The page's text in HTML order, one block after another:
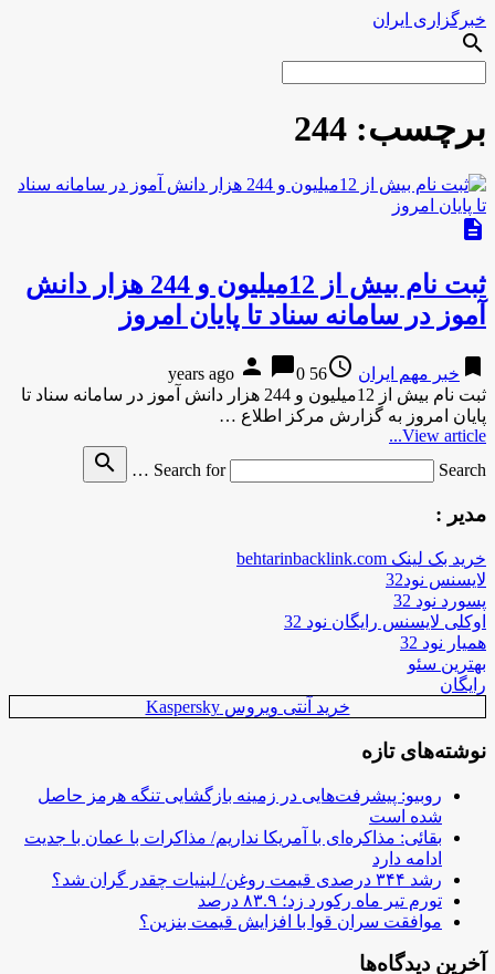
خبرگزاری ایران
search
برچسب: 244
description
ثبت نام بيش از 12ميليون و 244 هزار دانش
آموز در سامانه سناد تا پايان امروز
bookmark خبر مهم ایران access_time
56 years ago
person chat_bubble0
ثبت نام بيش از 12ميليون و 244 هزار دانش آموز در سامانه سناد تا
پايان امروز به گزارش مركز اطلاع …
View article...
Search for
Search …
search
مدیر :
خرید بک لینک behtarinbacklink.com
لایسنس نود32
پسورد نود 32
اوکلی لایسنس رایگان نود 32
همیار نود 32
بهترین سئو
رایگان
خرید آنتی ویروس Kaspersky
نوشته‌های تازه
روبیو: پیشرفت‌هایی در زمینه بازگشایی تنگه هرمز حاصل
شده است
بقائی: مذاکره‌ای با آمریکا نداریم/ مذاکرات با عمان با جدیت
ادامه دارد
رشد ۳۴۴ درصدی قیمت روغن/ لبنیات چقدر گران شد؟
تورم تیر ماه رکورد زد؛ ۸۳.۹ درصد
موافقت سران قوا با افزایش قیمت بنزین؟
آخرین دیدگاه‌ها